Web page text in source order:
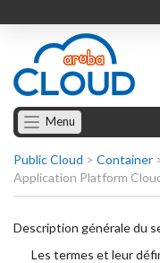
Menu
Public Cloud > Container
Application Platform
Description générale du
Les termes et leur